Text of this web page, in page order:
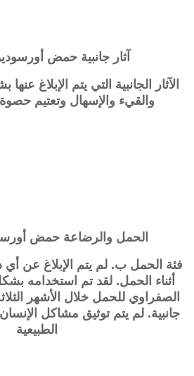
آثار جانبية حمض
الآثار الجانبية التي يتم الإبلاغ
والقيء والإسهال وتعتيم
الحمل والرضاعةحمض
فئة الحمل ب. لم يتم الإبلاغ عن
أثناء الحمل. لقد تم استخدامه
الصفراوي للحمل خلال الأشهر
جانبية. لم يتم توثيق مشاكل
الطبيعية